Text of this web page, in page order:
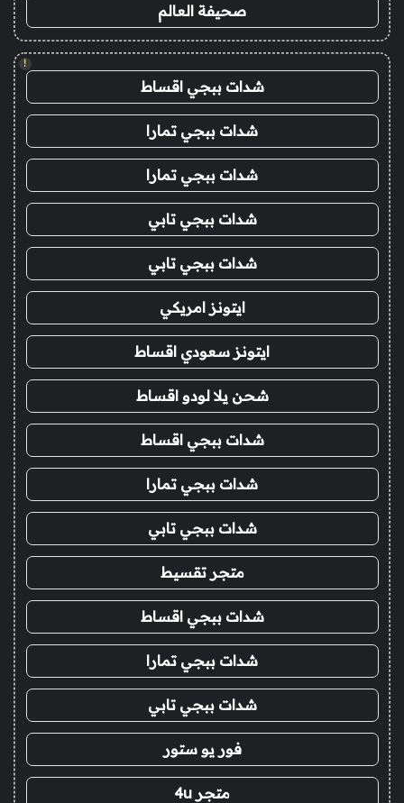
صحيفة العالم
!
شدات ببجي اقساط
شدات ببجي تمارا
شدات ببجي تمارا
شدات ببجي تابي
شدات ببجي تابي
ايتونز امريكي
ايتونز سعودي اقساط
شحن يلا لودو اقساط
شدات ببجي اقساط
شدات ببجي تمارا
شدات ببجي تابي
متجر تقسيط
شدات ببجي اقساط
شدات ببجي تمارا
شدات ببجي تابي
فور يو ستور
متجر 4u